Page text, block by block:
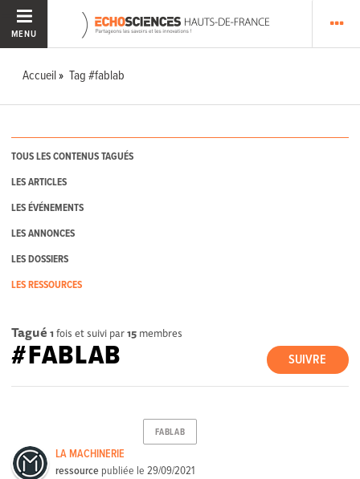
MENU
Accueil Tag #fablab
TOUS LES CONTENUS TAGUÉS
LES ARTICLES
LES ÉVÉNEMENTS
LES ANNONCES
LES DOSSIERS
LES RESSOURCES
Tagué 1 fois et suivi par15 membres
SUIVRE
#FABLAB
FABLAB
LA MACHINERIE
ressource publiée le29/09/2021